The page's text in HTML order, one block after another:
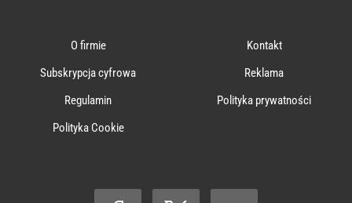
O firmie
Kontakt
Subskrypcja cyfrowa
Reklama
Regulamin
Polityka prywatności
Polityka Cookie